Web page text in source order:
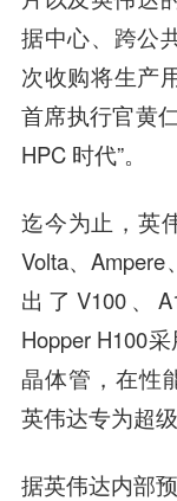
据中心、跨公
次收购将生产
首席执行官黄
HPC 时代”。
迄今为止，英
Volta、
出了V100、
Hopper H100
晶体管，在性
英伟达专为超
据英伟达内部